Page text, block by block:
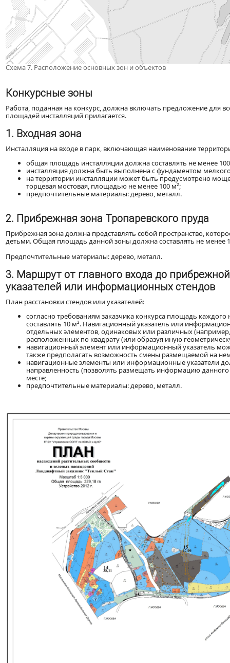
Схема 7. Расположение основных зон и объектов
Конкурсные зоны
Работа, поданная на конкурс, должна включать предложение для
площадей инсталляций прилагается.
1. Входная зона
Инсталляция на входе в парк, включающая наименование
общая площадь инсталляции должна составлять не менее
инсталляция должна быть выполнена с фундаментом
на территории инсталляции может быть предусмотрено
торцевая мостовая, площадью не менее 100 м²;
предпочтительные материалы: дерево, металл.
2. Прибрежная зона Тропаревского пруда
Прибрежная зона должна представлять собой пространство,
детьми. Общая площадь данной зоны должна составлять не менее
Предпочтительные материалы: дерево, металл.
3. Маршрут от главного входа до
указателей или информационных стендов
План расстановки стендов или указателей:
согласно требованиям заказчика конкурса площадь
составлять 10 м². Навигационный указатель или
отдельных элементов, одинаковых или различных
расположенных по квадрату (или образуя иную
навигационный элемент или информационный указатель
также предполагать возможность смены размещаемой на
навигационные элементы или информационные указатели
направленность (позволять размещать информацию
месте;
предпочтительные материалы: дерево, металл.